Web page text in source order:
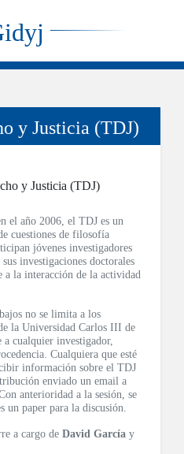
y Justicia (TDJ)
el año 2006, el TDJ es un
cuestiones de filosofía
jóvenes investigadores
investigaciones doctorales
a la interacción de la actividad
no se limita a los
la Universidad Carlos III de
cualquier investigador,
Cualquiera que esté
información sobre el TDJ
enviado un email a
anterioridad a la sesión, se
un paper para la discusión.
a cargo de David García y